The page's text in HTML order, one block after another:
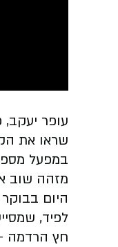
עופר
שראו את
במפעל
מזהה שוב
היום
לפיד,
חץ הרדמה